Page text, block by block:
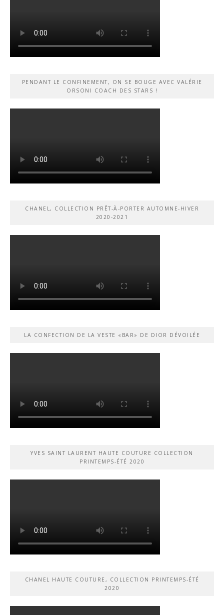
PENDANT LE CONFINEMENT, ON SE BOUGE AVEC VALÉRIE
ORSONI COACH DES STARS !
CHANEL, COLLECTION PRÊT-À-PORTER AUTOMNE-HIVER
2020-2021
LA CONFECTION DE LA VESTE «BAR» DE DIOR DÉVOILÉE
YVES SAINT LAURENT HAUTE COUTURE COLLECTION
PRINTEMPS-ÉTÉ 2020
CHANEL HAUTE COUTURE, COLLECTION PRINTEMPS-ÉTÉ
2020